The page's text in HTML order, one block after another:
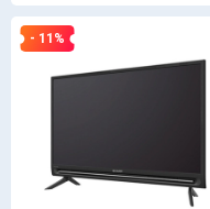
- 11%